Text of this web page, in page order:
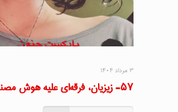
۳ مرداد ۱۴۰۴
۵۷- زیزیان، فرقه‌ای علیه هوش مصنوعی (آخر؛ نابخردی)